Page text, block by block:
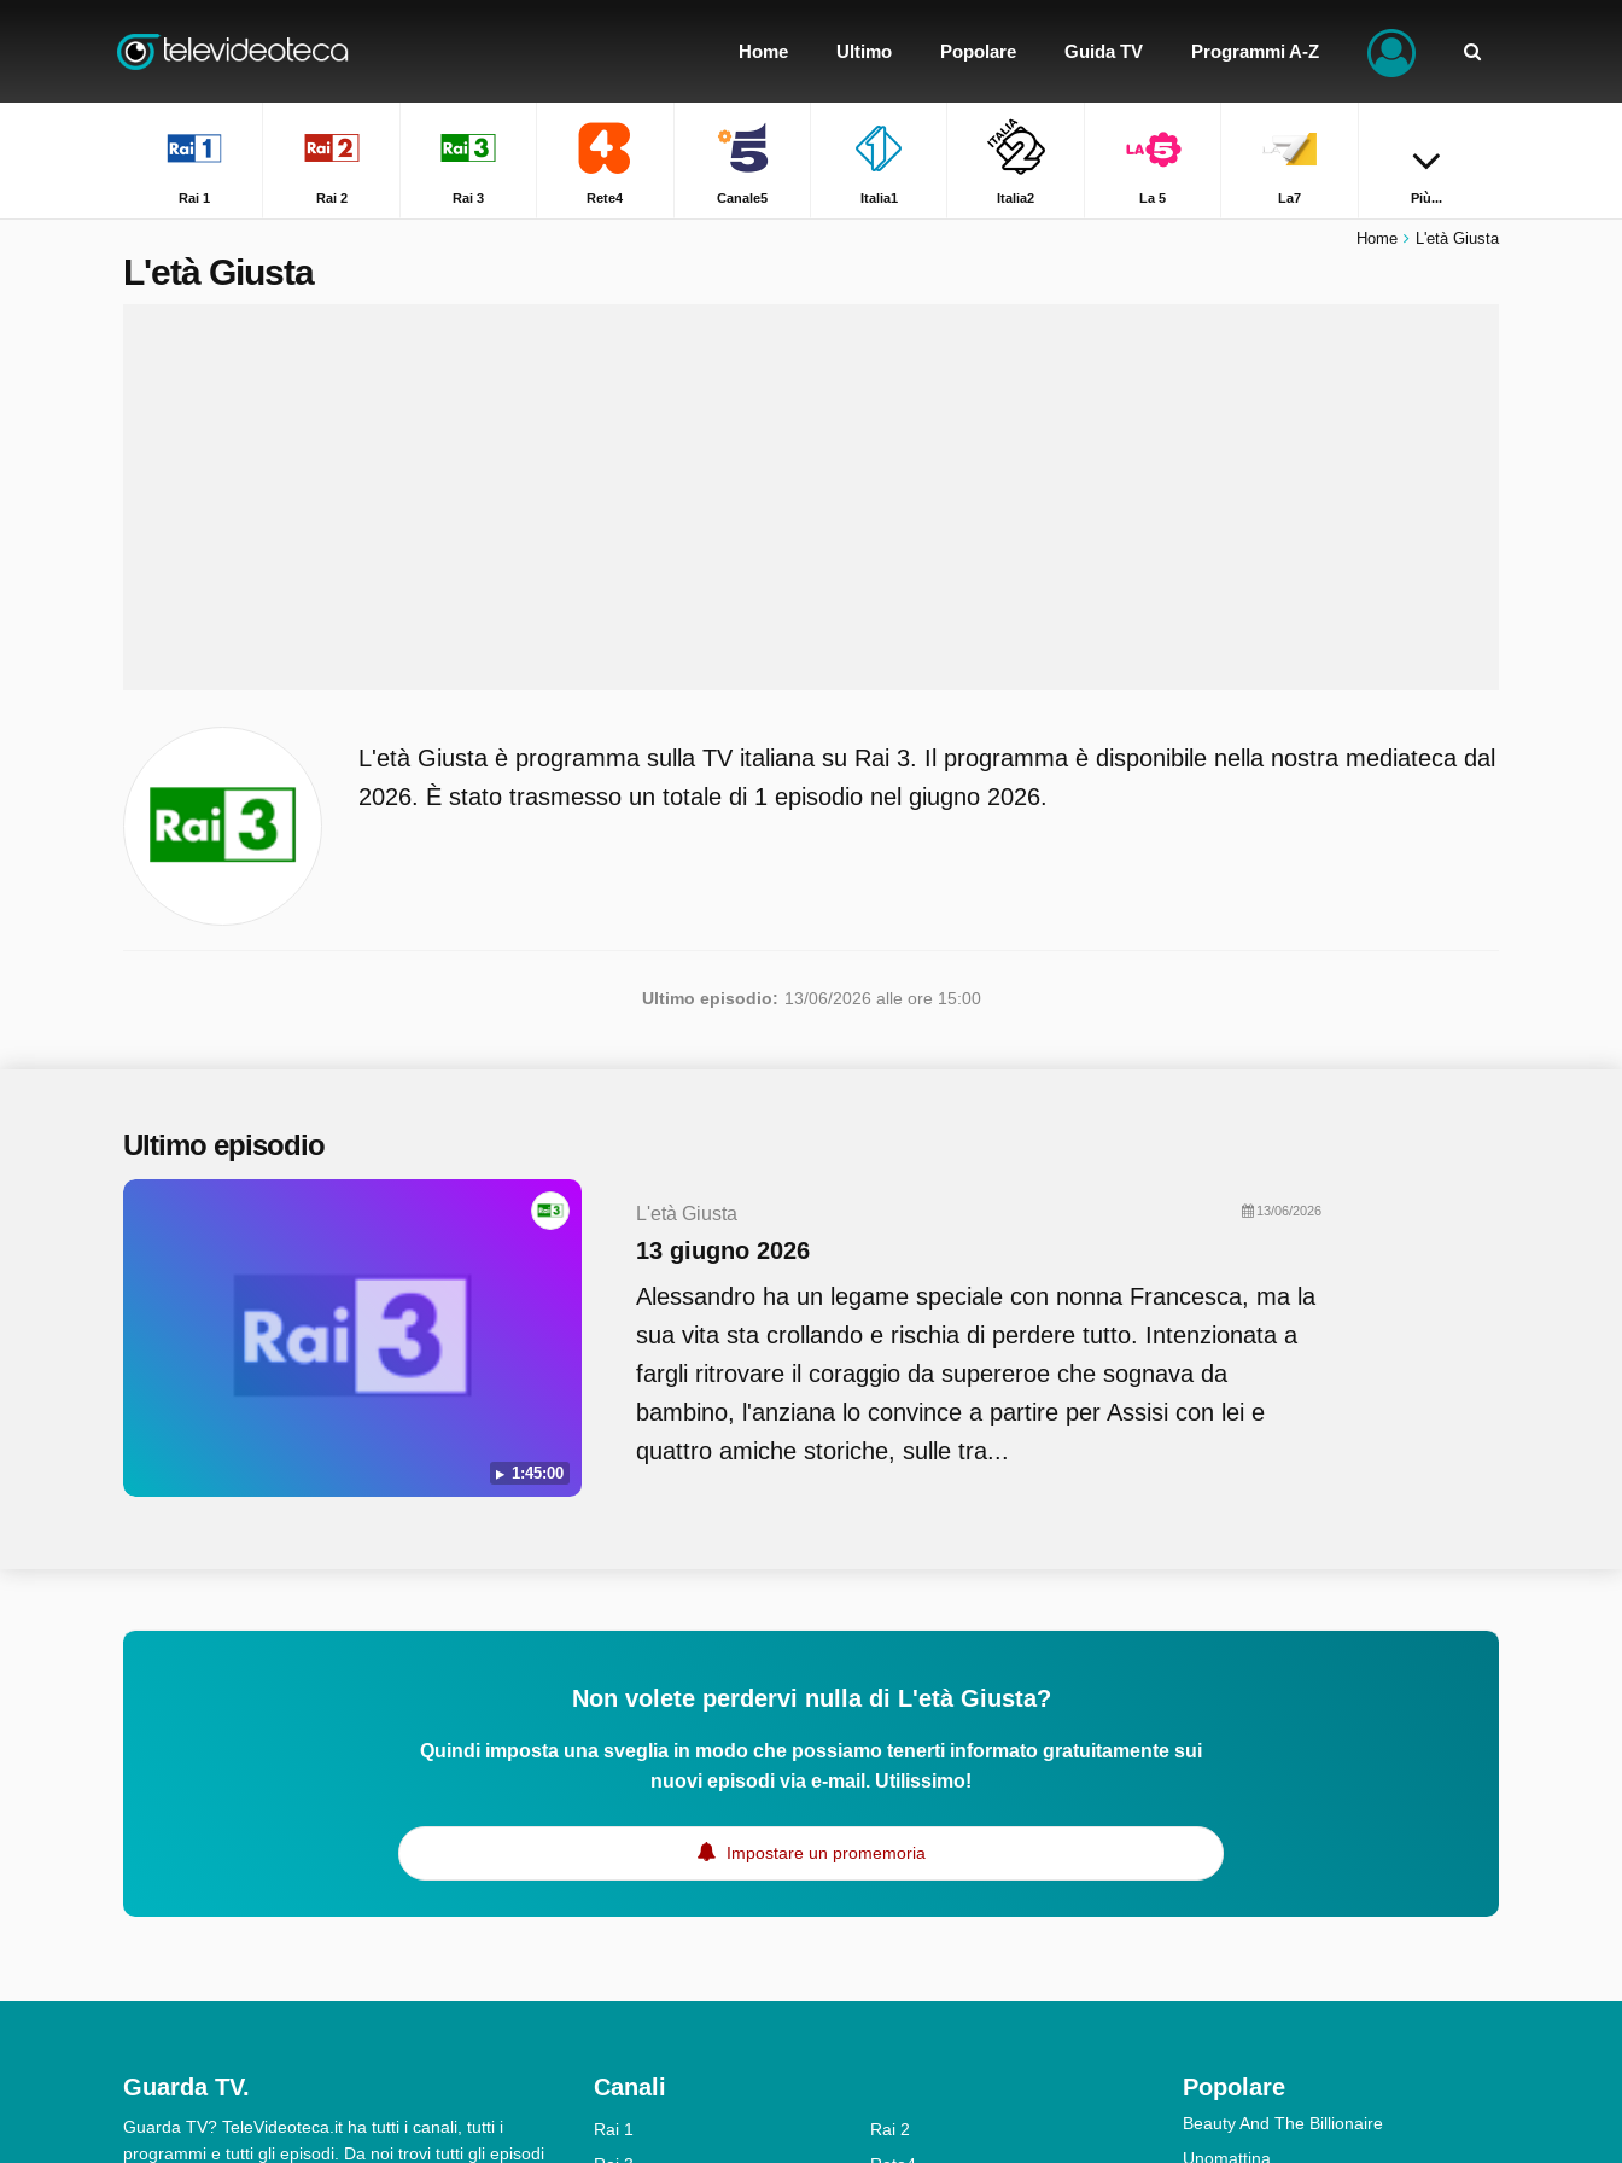
Home Ultimo Popolare Guida TV Programmi A-Z
Rai 1 Rai 2 Rai 3 Rete4 Canale5 Italia1 Italia2 La 5 La7 Più...
Home L'età Giusta
L'età Giusta
L'età Giusta è programma sulla TV italiana su Rai 3. Il programma è disponibile nella nostra mediateca dal
2026. È stato trasmesso un totale di 1 episodio nel giugno 2026.
Ultimo episodio: 13/06/2026 alle ore 15:00
Ultimo episodio
1:45:00
L'età Giusta 13/06/2026
13 giugno 2026
Alessandro ha un legame speciale con nonna Francesca, ma la
sua vita sta crollando e rischia di perdere tutto. Intenzionata a
fargli ritrovare il coraggio da supereroe che sognava da
bambino, l'anziana lo convince a partire per Assisi con lei e
quattro amiche storiche, sulle tra...
Non volete perdervi nulla di L'età Giusta?
Quindi imposta una sveglia in modo che possiamo tenerti informato gratuitamente sui
nuovi episodi via e-mail. Utilissimo!
Impostare un promemoria
Guarda TV.
Guarda TV? TeleVideoteca.it ha tutti i canali, tutti i
programmi e tutti gli episodi. Da noi trovi tutti gli episodi
Canali
Rai 1
Rai 2
Popolare
Beauty And The Billionaire
Unomattina